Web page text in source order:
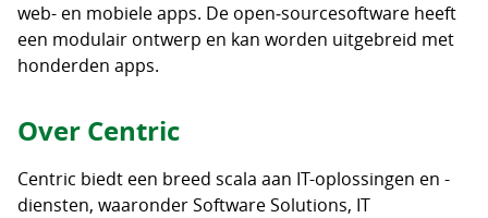
web- en mobiele apps. De open‑sourcesoftware heeft
een modulair ontwerp en kan worden uitgebreid met
honderden apps.
Over Centric
Centric biedt een breed scala aan IT-oplossingen en -
diensten, waaronder Software Solutions, IT